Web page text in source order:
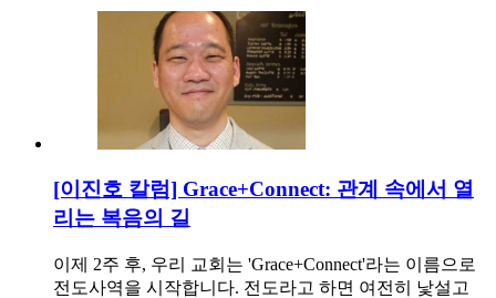
[이진호 칼럼] Grace+Connect: 관계 속에서 열
리는 복음의 길
이제 2주 후, 우리 교회는 'Grace+Connect'라는 이름으로
전도사역을 시작합니다. 전도라고 하면 여전히 낯설고